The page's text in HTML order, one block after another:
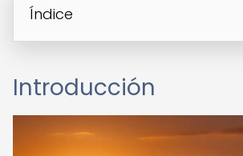
Índice
Introducción